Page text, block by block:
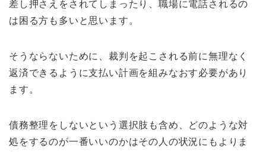
差し押さえをされてしまったり、職場に電話されるの
は困る方も多いと思います。
そうならないために、裁判を起こされる前に無理なく
返済できるように支払い計画を組みなおす必要があり
ます。
債務整理をしないという選択肢も含め、どのような対
処をするのが一番いいのかはその人の状況にもよりま